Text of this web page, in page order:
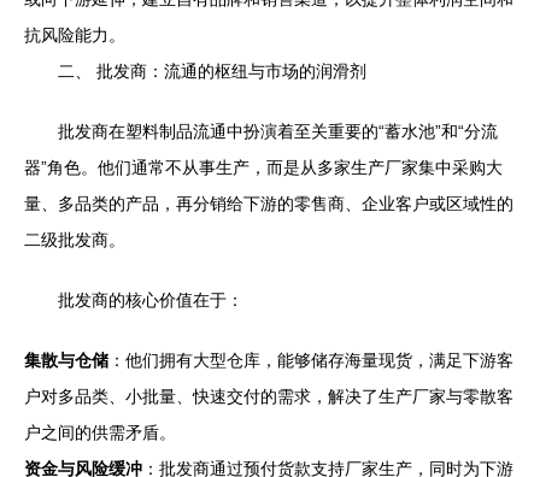
抗风险能力。
二、 批发商：流通的枢纽与市场的润滑剂
批发商在塑料制品流通中扮演着至关重要的“蓄水池”和“分流
器”角色。他们通常不从事生产，而是从多家生产厂家集中采购大
量、多品类的产品，再分销给下游的零售商、企业客户或区域性的
二级批发商。
批发商的核心价值在于：
集散与仓储 ：他们拥有大型仓库，能够储存海量现货，满足下游客
户对多品类、小批量、快速交付的需求，解决了生产厂家与零散客
户之间的供需矛盾。
资金与风险缓冲 ：批发商通过预付货款支持厂家生产，同时为下游